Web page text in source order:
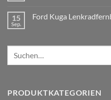
Can
VW
15
Sep.
Ford Kuga
Ford
Lenkradfernbedienung
anschließen
PRODUKTKATEGORIEN